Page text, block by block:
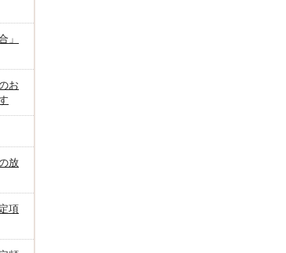
」
お
放
項